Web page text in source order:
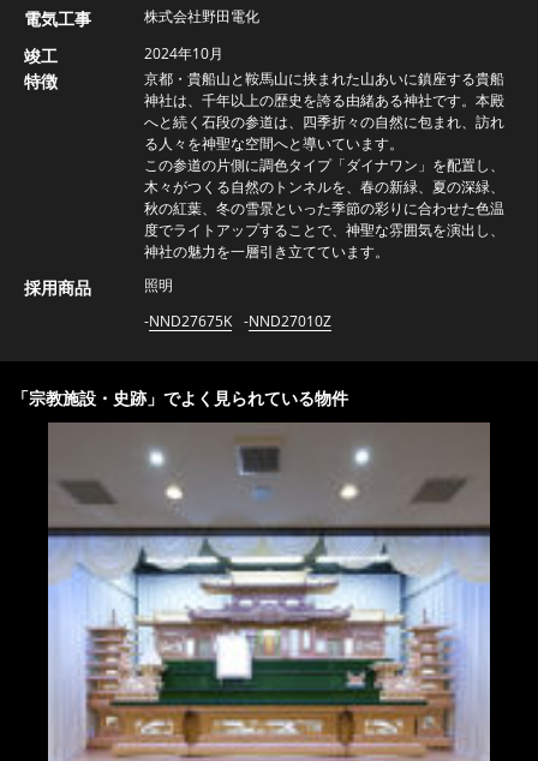
電気工事 株式会社野田電化
竣工 2024年10月
特徴
京都・貴船山と鞍馬山に挟まれた山あいに鎮座する貴船
神社は、千年以上の歴史を誇る由緒ある神社です。本殿
へと続く石段の参道は、四季折々の自然に包まれ、訪れ
る人々を神聖な空間へと導いています。
この参道の片側に調色タイプ「ダイナワン」を配置し、
木々がつくる自然のトンネルを、春の新緑、夏の深緑、
秋の紅葉、冬の雪景といった季節の彩りに合わせた色温
度でライトアップすることで、神聖な雰囲気を演出し、
神社の魅力を一層引き立てています。
採用商品
照明
NND27675K
NND27010Z
「宗教施設・史跡」でよく見られている物件